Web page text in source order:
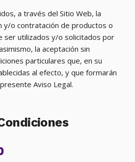
a través del Sitio Web, la
y/o contratación de productos o
ser utilizados y/o solicitados por
la aceptación sin
particulares que, en su
al efecto, y que formarán
Aviso Legal.